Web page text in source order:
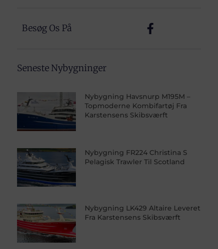
Besøg Os På
Seneste Nybygninger
Nybygning Havsnurp M195M –
Topmoderne Kombifartøj Fra
Karstensens Skibsværft
Nybygning FR224 Christina S
Pelagisk Trawler Til Scotland
Nybygning LK429 Altaire Leveret
Fra Karstensens Skibsværft